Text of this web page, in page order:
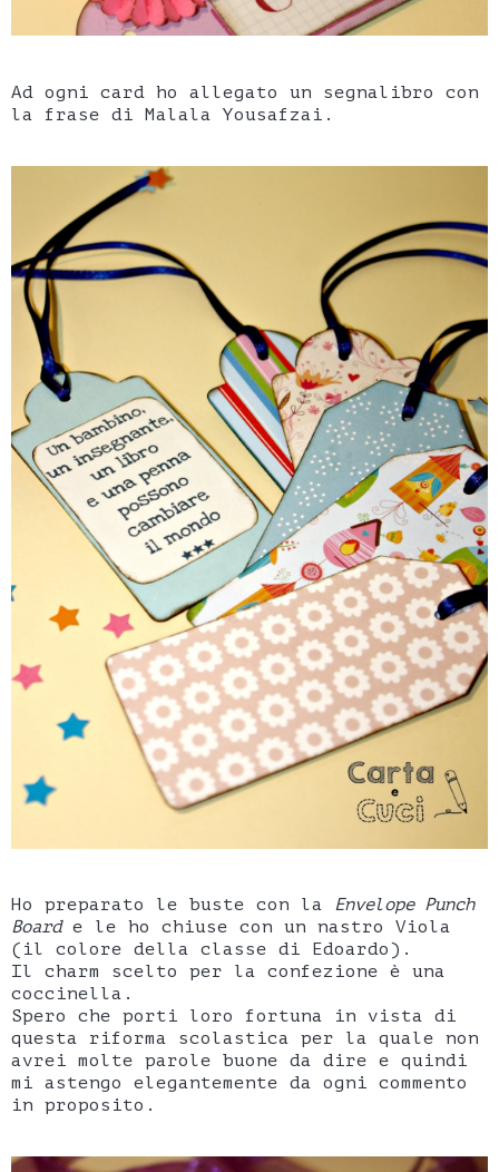
Ad ogni card ho allegato un segnalibro con
la frase di Malala Yousafzai.
Ho preparato le buste con la Envelope Punch
Boarde le ho chiuse con un nastro Viola
(il colore della classe di Edoardo).
Il charm scelto per la confezione è una
coccinella.
Spero che porti loro fortuna in vista di
questa riforma scolastica per la quale non
avrei molte parole buone da dire e quindi
mi astengo elegantemente da ogni commento
in proposito.